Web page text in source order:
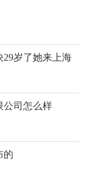
29岁了她来上海
公司怎么样
的